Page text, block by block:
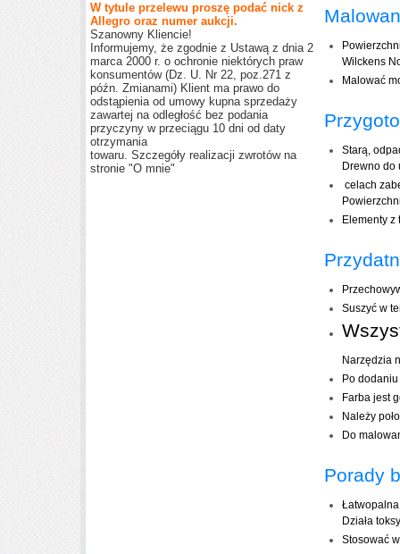
W tytule przelewu proszę podać nick z
Allegro oraz numer aukcji.
Szanowny Kliencie!
Informujemy, że zgodnie z Ustawą z dnia 2
marca 2000 r. o ochronie niektórych praw
konsumentów (Dz. U. Nr 22, poz.271 z
późn. Zmianami) Klient ma prawo do
odstąpienia od umowy kupna sprzedaży
zawartej na odległość bez podania
przyczyny w przeciągu 10 dni od daty
otrzymania
towaru. Szczegóły realizacji zwrotów na
stronie "O mnie"
Wilckens
Malować
Starą,
Drewno do
celach
Elementy z
Suszyć w
Narzędzia
Po
Farba jest
Należy
Do
Porady
Łatwopalna
Działa
Stosować